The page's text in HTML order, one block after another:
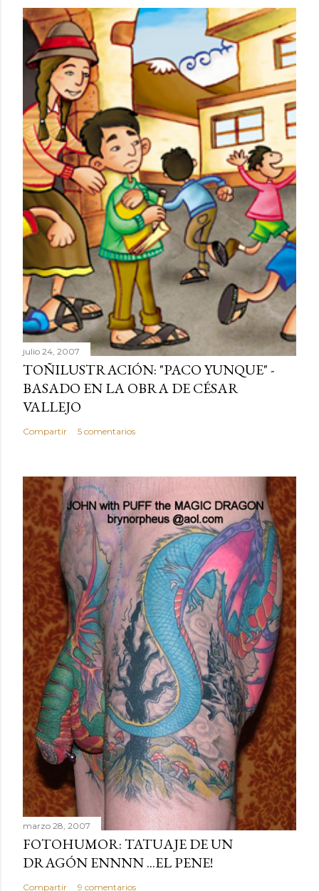
julio 24, 2007
TOÑILUSTRACIÓN: "PACO YUNQUE" -
BASADO EN LA OBRA DE CÉSAR
VALLEJO
Compartir 5 comentarios
marzo 28, 2007
FOTOHUMOR: TATUAJE DE UN
DRAGÓN ENNNN ...EL PENE!
Compartir 9 comentarios